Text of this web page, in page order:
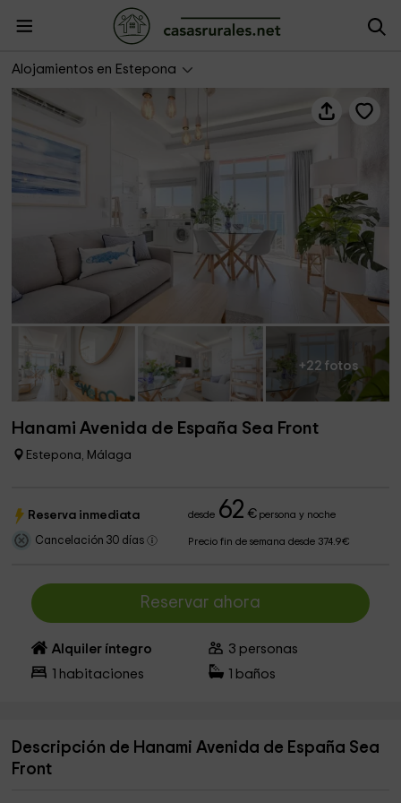
Alojamientos en Estepona
Hanami Avenida de España Sea Front
+22 fotos
Hanami Avenida de España Sea Front
Estepona, Málaga
Reserva inmediata desde 62 €persona y noche
Cancelación 30 días Precio fin de semana desde 374.9€
Reservar ahora
Alquiler íntegro 3 personas
habitaciones baños
Descripción de Hanami Avenida de España Sea
Front